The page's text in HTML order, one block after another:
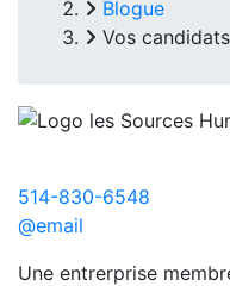
Blogue
Vos
514-830-6548
@email
Une entrerprise